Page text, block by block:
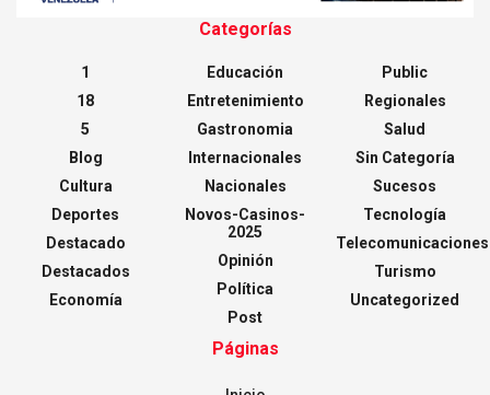
Categorías
1
18
5
Blog
Cultura
Deportes
Destacado
Destacados
Economía
Educación
Entretenimiento
Gastronomia
Internacionales
Nacionales
Novos-Casinos-
2025
Opinión
Política
Post
Public
Regionales
Salud
Sin Categoría
Sucesos
Tecnología
Telecomunicaciones
Turismo
Uncategorized
Páginas